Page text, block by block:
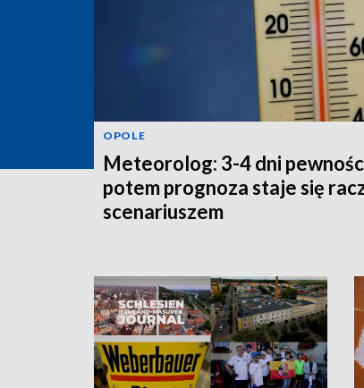
OPOLE
Meteorolog: 3-4 dni
potem prognoza staje się
scenariuszem